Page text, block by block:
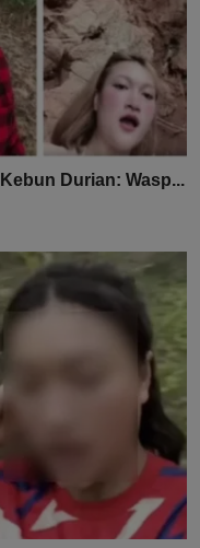
Durian: Wasp...